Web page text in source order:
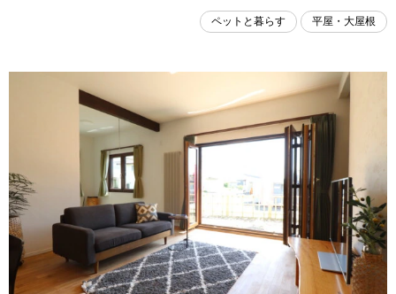
ペットと暮らす 平屋・大屋根